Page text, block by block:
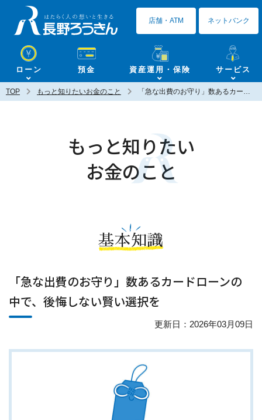
ローン 預金 資産運用・保険 サービス
店舗・ATM ネットバンク
TOP もっと知りたいお金のこと 「急な出費のお守り」数あるカードローンの中で、後悔しない賢い選択を
もっと知りたい
お金のこと
基本知識
「急な出費のお守り」数あるカードローンの
中で、後悔しない賢い選択を
更新日：2026年03月09日